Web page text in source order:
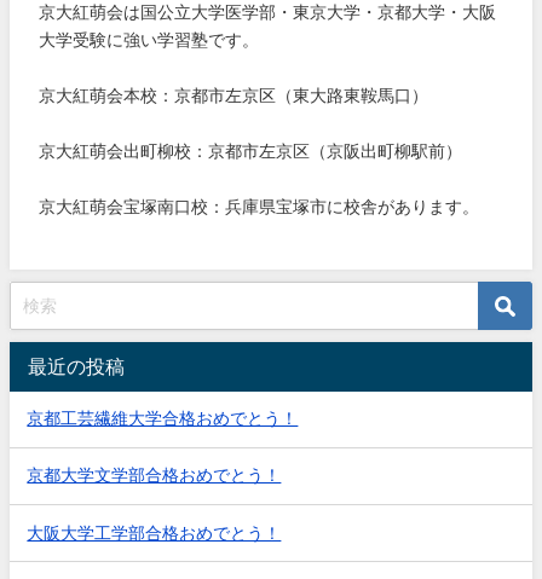
京大紅萌会は国公立大学医学部・東京大学・京都大学・大阪
大学受験に強い学習塾です。
京大紅萌会本校：京都市左京区（東大路東鞍馬口）
京大紅萌会出町柳校：京都市左京区（京阪出町柳駅前）
京大紅萌会宝塚南口校：兵庫県宝塚市に校舎があります。
最近の投稿
京都工芸繊維大学合格おめでとう！
京都大学文学部合格おめでとう！
大阪大学工学部合格おめでとう！